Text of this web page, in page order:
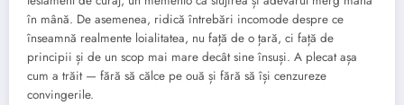
în mână. De asemenea, ridică întrebări incomode despre ce
înseamnă realmente loialitatea, nu față de o țară, ci față de
principii și de un scop mai mare decât sine însuși. A plecat așa
cum a trăit — fără să călce pe ouă și fără să își cenzureze
convingerile.